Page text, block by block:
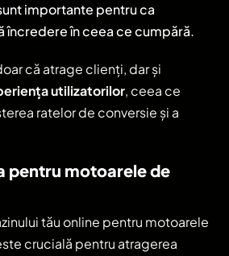
importante pentru ca
încredere în ceea ce cumpără.
că atrage clienți, dar și
utilizatorilor, ceea ce
ratelor de conversie și a
pentru motoarele de
tău online pentru motoarele
crucială pentru atragerea